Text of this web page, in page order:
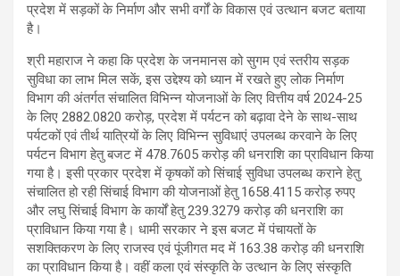
प्रदेश में सड़कों के निर्माण और सभी वर्गों के विकास एवं उत्थान बजट बताया
है।
श्री महाराज ने कहा कि प्रदेश के जनमानस को सुगम एवं स्तरीय सड़क
सुविधा का लाभ मिल सकें, इस उद्देश्य को ध्यान में रखते हुए लोक निर्माण
विभाग की अंतर्गत संचालित विभिन्न योजनाओं के लिए वित्तीय वर्ष 2024-25
के लिए 2882.0820 करोड़, प्रदेश में पर्यटन को बढ़ावा देने के साथ-साथ
पर्यटकों एवं तीर्थ यात्रियों के लिए विभिन्न सुविधाएं उपलब्ध करवाने के लिए
पर्यटन विभाग हेतु बजट में 478.7605 करोड़ की धनराशि का प्राविधान किया
गया है। इसी प्रकार प्रदेश में कृषकों को सिंचाई सुविधा उपलब्ध कराने हेतु
संचालित हो रही सिंचाई विभाग की योजनाओं हेतु 1658.4115 करोड़ रुपए
और लघु सिंचाई विभाग के कार्यों हेतु 239.3279 करोड़ की धनराशि का
प्राविधान किया गया है। धामी सरकार ने इस बजट में पंचायतों के
सशक्तिकरण के लिए राजस्व एवं पूंजीगत मद में 163.38 करोड़ की धनराशि
का प्राविधान किया है। वहीं कला एवं संस्कृति के उत्थान के लिए संस्कृति